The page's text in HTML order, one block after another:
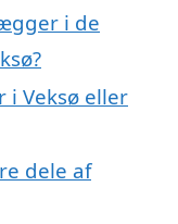
i de
i Veksø eller
dele af